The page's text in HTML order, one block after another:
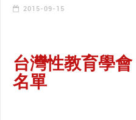
2015-09-15
台灣性教育學
名單